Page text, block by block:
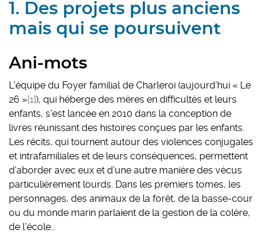
1. Des projets plus anciens
mais qui se poursuivent
Ani-mots
L’équipe du Foyer familial de Charleroi (aujourd’hui « Le
26 »[1]), qui héberge des mères en difficultés et leurs
enfants, s’est lancée en 2010 dans la conception de
livres réunissant des histoires conçues par les enfants.
Les récits, qui tournent autour des violences conjugales
et intrafamiliales et de leurs conséquences, permettent
d’aborder avec eux et d’une autre manière des vécus
particulièrement lourds. Dans les premiers tomes, les
personnages, des animaux de la forêt, de la basse-cour
ou du monde marin parlaient de la gestion de la colère,
de l’école…